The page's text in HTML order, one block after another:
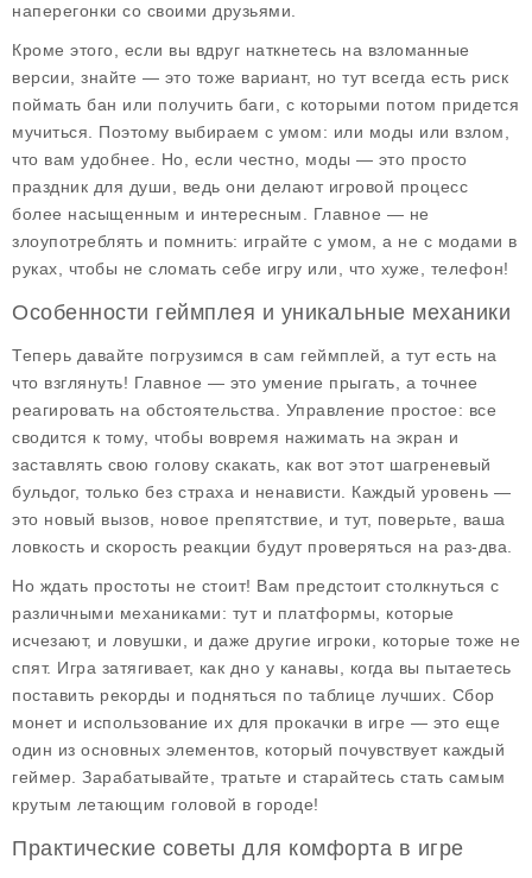
наперегонки со своими друзьями.
Кроме этого, если вы вдруг наткнетесь на взломанные
версии, знайте — это тоже вариант, но тут всегда есть риск
поймать бан или получить баги, с которыми потом придется
мучиться. Поэтому выбираем с умом: или моды или взлом,
что вам удобнее. Но, если честно, моды — это просто
праздник для души, ведь они делают игровой процесс
более насыщенным и интересным. Главное — не
злоупотреблять и помнить: играйте с умом, а не с модами в
руках, чтобы не сломать себе игру или, что хуже, телефон!
Особенности геймплея и уникальные механики
Теперь давайте погрузимся в сам геймплей, а тут есть на
что взглянуть! Главное — это умение прыгать , а точнее
реагировать на обстоятельства. Управление простое: все
сводится к тому, чтобы вовремя нажимать на экран и
заставлять свою голову скакать, как вот этот шагреневый
бульдог, только без страха и ненависти. Каждый уровень —
это новый вызов, новое препятствие, и тут, поверьте, ваша
ловкость и скорость реакции будут проверяться на раз-два.
Но ждать простоты не стоит! Вам предстоит столкнуться с
различными механиками: тут и платформы, которые
исчезают, и ловушки, и даже другие игроки, которые тоже не
спят. Игра затягивает, как дно у канавы, когда вы пытаетесь
поставить рекорды и подняться по таблице лучших. Сбор
монет и использование их для прокачки в игре — это еще
один из основных элементов, который почувствует каждый
геймер. Зарабатывайте, тратьте и старайтесь стать самым
крутым летающим головой в городе!
Практические советы для комфорта в игре